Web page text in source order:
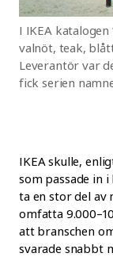
I IKEA katalogen
valnöt, teak,
Leverantör var
fick serien
IKEA skulle,
som passade in
ta en stor del av
omfatta
att branschen
svarade snabbt